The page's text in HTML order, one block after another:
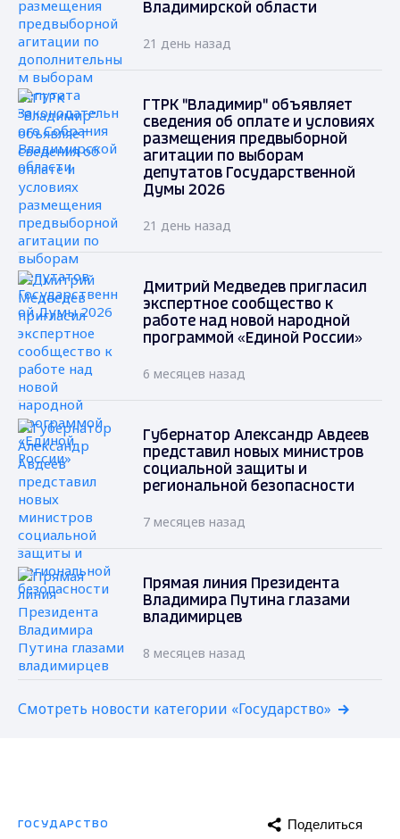
Владимирской области
21 день назад
ГТРК "Владимир" объявляет
сведения об оплате и условиях
размещения предвыборной
агитации по выборам
депутатов Государственной
Думы 2026
21 день назад
Дмитрий Медведев пригласил
экспертное сообщество к
работе над новой народной
программой «Единой России»
6 месяцев назад
Губернатор Александр Авдеев
представил новых министров
социальной защиты и
региональной безопасности
7 месяцев назад
Прямая линия Президента
Владимира Путина глазами
владимирцев
8 месяцев назад
Смотреть новости категории «Государство»
ГОСУДАРСТВО Поделиться